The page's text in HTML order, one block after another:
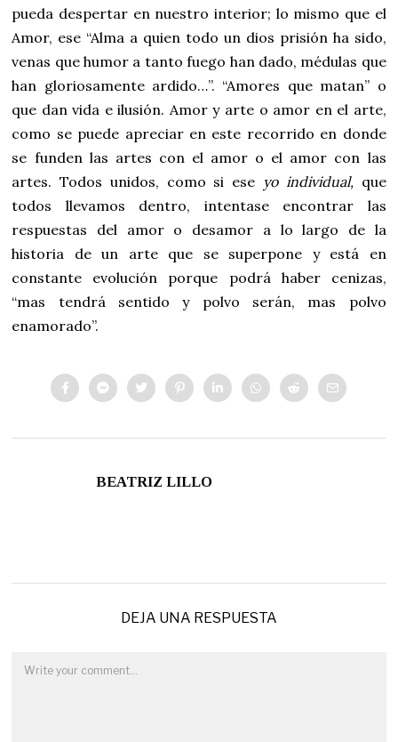
pueda despertar en nuestro interior; lo mismo que el
Amor, ese “Alma a quien todo un dios prisión ha sido,
venas que humor a tanto fuego han dado, médulas que
han gloriosamente ardido…”. “Amores que matan” o
que dan vida e ilusión. Amor y arte o amor en el arte,
como se puede apreciar en este recorrido en donde
se funden las artes con el amor o el amor con las
artes. Todos unidos, como si ese yo individual, que
todos llevamos dentro, intentase encontrar las
respuestas del amor o desamor a lo largo de la
historia de un arte que se superpone y está en
constante evolución porque podrá haber cenizas,
“mas tendrá sentido y polvo serán, mas polvo
enamorado”.
BEATRIZ LILLO
DEJA UNA RESPUESTA